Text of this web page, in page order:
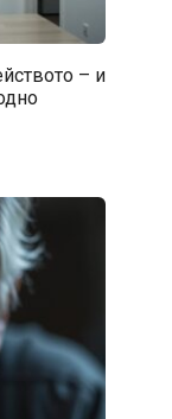
– и